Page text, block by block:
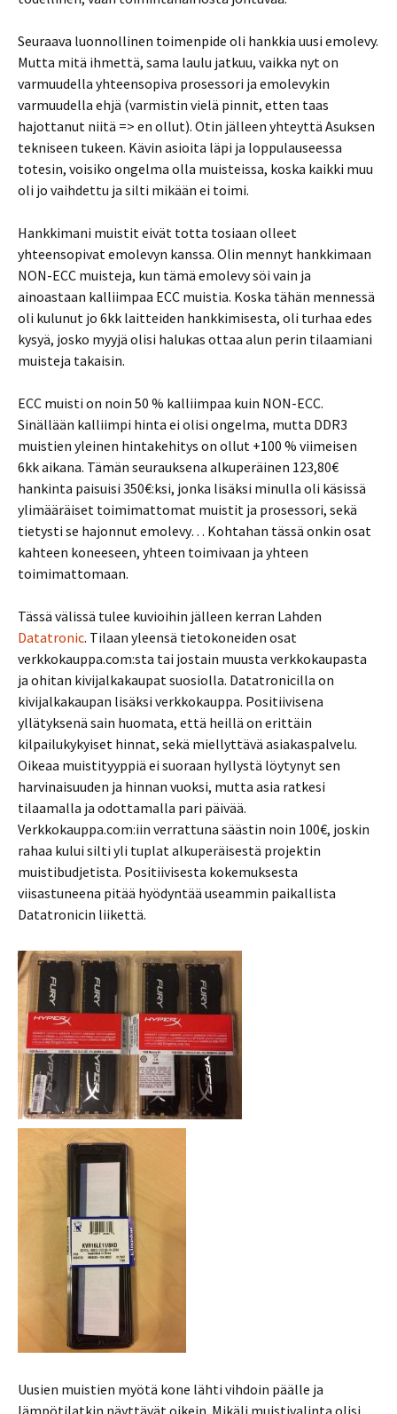
Seuraava luonnollinen toimenpide oli hankkia uusi emolevy.
Mutta mitä ihmettä, sama laulu jatkuu, vaikka nyt on
varmuudella yhteensopiva prosessori ja emolevykin
varmuudella ehjä (varmistin vielä pinnit, etten taas
hajottanut niitä => en ollut). Otin jälleen yhteyttä Asuksen
tekniseen tukeen. Kävin asioita läpi ja loppulauseessa
totesin, voisiko ongelma olla muisteissa, koska kaikki muu
oli jo vaihdettu ja silti mikään ei toimi.
Hankkimani muistit eivät totta tosiaan olleet
yhteensopivat emolevyn kanssa. Olin mennyt hankkimaan
NON-ECC muisteja, kun tämä emolevy söi vain ja
ainoastaan kalliimpaa ECC muistia. Koska tähän mennessä
oli kulunut jo 6kk laitteiden hankkimisesta, oli turhaa edes
kysyä, josko myyjä olisi halukas ottaa alun perin tilaamiani
muisteja takaisin.
ECC muisti on noin 50 % kalliimpaa kuin NON-ECC.
Sinällään kalliimpi hinta ei olisi ongelma, mutta DDR3
muistien yleinen hintakehitys on ollut +100 % viimeisen
6kk aikana. Tämän seurauksena alkuperäinen 123,80€
hankinta paisuisi 350€:ksi, jonka lisäksi minulla oli käsissä
ylimääräiset toimimattomat muistit ja prosessori, sekä
tietysti se hajonnut emolevy… Kohtahan tässä onkin osat
kahteen koneeseen, yhteen toimivaan ja yhteen
toimimattomaan.
Tässä välissä tulee kuvioihin jälleen kerran Lahden
Datatronic. Tilaan yleensä tietokoneiden osat
verkkokauppa.com:sta tai jostain muusta verkkokaupasta
ja ohitan kivijalkakaupat suosiolla. Datatronicilla on
kivijalkakaupan lisäksi verkkokauppa. Positiivisena
yllätyksenä sain huomata, että heillä on erittäin
kilpailukykyiset hinnat, sekä miellyttävä asiakaspalvelu.
Oikeaa muistityyppiä ei suoraan hyllystä löytynyt sen
harvinaisuuden ja hinnan vuoksi, mutta asia ratkesi
tilaamalla ja odottamalla pari päivää.
Verkkokauppa.com:iin verrattuna säästin noin 100€, joskin
rahaa kului silti yli tuplat alkuperäisestä projektin
muistibudjetista. Positiivisesta kokemuksesta
viisastuneena pitää hyödyntää useammin paikallista
Datatronicin liikettä.
Uusien muistien myötä kone lähti vihdoin päälle ja
lämpötilatkin näyttävät oikein. Mikäli muistivalinta olisi